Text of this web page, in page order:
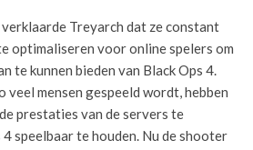
Treyarch dat ze constant
optimaliseren voor online spelers om
te kunnen bieden van Black Ops 4.
veel mensen gespeeld wordt, hebben
prestaties van de servers te
speelbaar te houden. Nu de shooter